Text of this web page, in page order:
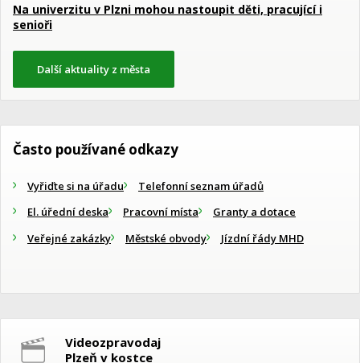
Na univerzitu v Plzni mohou nastoupit děti, pracující i
senioři
Další aktuality z města
Často používané odkazy
Vyřiďte si na úřadu
Telefonní seznam úřadů
El. úřední deska
Pracovní místa
Granty a dotace
Veřejné zakázky
Městské obvody Jízdní řády MHD
Videozpravodaj
Plzeň v kostce